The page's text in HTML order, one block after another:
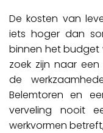
De kosten van
iets hoger dan
binnen het budget
zoek zijn naar
de
Belemtoren en
verveling nooit
werkvormen